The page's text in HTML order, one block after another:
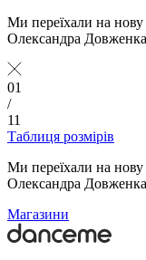
Ми переїхали на
Олександра
01
/
11
Таблиця розмірів
Ми переїхали на
Олександра
Магазини